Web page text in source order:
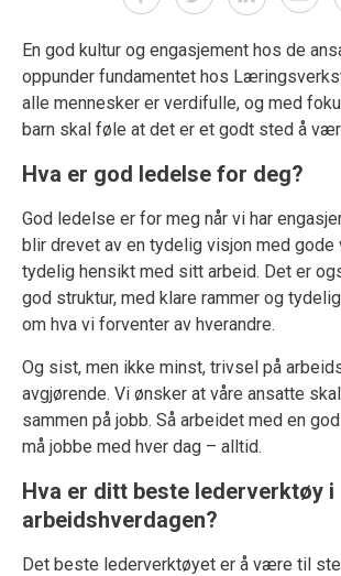
En god kultur og engasjement hos de
oppunder fundamentet hos
alle mennesker er verdifulle, og med
barn skal føle at det er et godt sted å
Hva er god ledelse for deg?
God ledelse er for meg når vi har
blir drevet av en tydelig visjon med gode
tydelig hensikt med sitt arbeid. Det er
god struktur, med klare rammer og
om hva vi forventer av hverandre.
Og sist, men ikke minst, trivsel på
avgjørende. Vi ønsker at våre ansatte
sammen på jobb. Så arbeidet med en
må jobbe med hver dag – alltid.
Hva er ditt beste lederverktøy i
arbeidshverdagen?
Det beste lederverktøyet er å være til